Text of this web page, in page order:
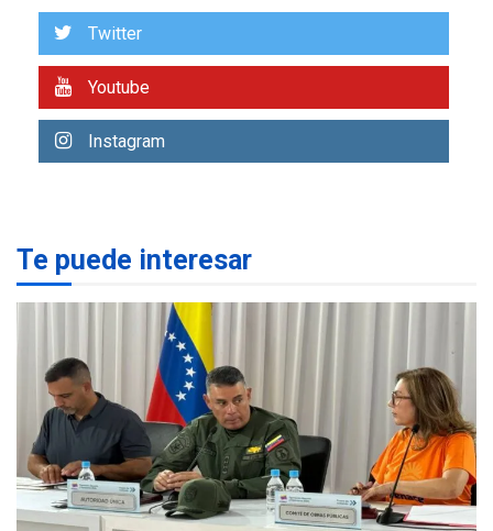
1
estados afectados por los
3
LATINOAMÉRICA Y CARIBE
Seis muertos en Colombia
en combates contra grupos
armados
4
GUERRA EN EL MUNDO
TITULARES
ÚLTIMA HORA
Netanyahu descarta plan de
EEUU para Gaza apoyado
por Hamás
Twitter
Youtube
Instagram
Te puede interesar